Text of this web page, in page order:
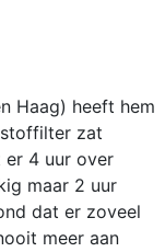
Haag) heeft hem
zat
er 4 uur over
maar 2 uur
dat er zoveel
meer aan